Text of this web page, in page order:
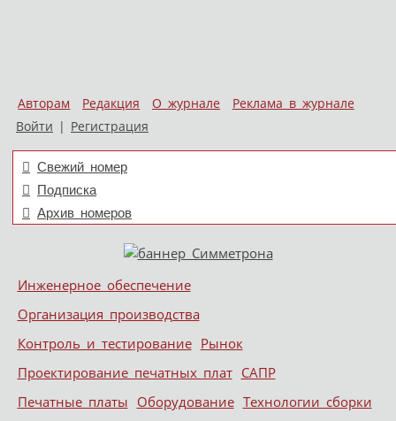
Авторам Редакция О журнале
Реклама в журнале
Войти | Регистрация
Свежий номер
Подписка
Архив номеров
Меню
Skip to content
Инженерное обеспечение
Организация производства
Контроль и тестирование Рынок
Проектирование печатных плат САПР
Печатные платы Оборудование Технологии сборки